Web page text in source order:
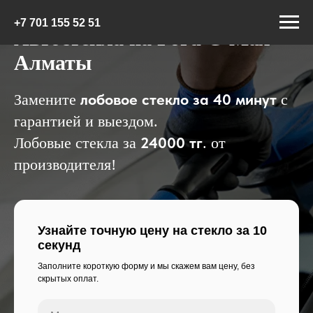
+7 701 155 52 51
Алматы
Замените лобовое стекло за 40 минутс
гарантией и выездом.
Лобовые стекла за 24000 тг. от
производителя!
Узнайте точную цену на стекло за 10
секунд
Заполните короткую форму и мы скажем вам цену, без
скрытых оплат.